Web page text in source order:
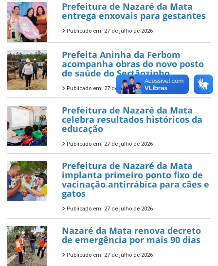
Prefeitura de Nazaré da Mata
entrega enxovais para gestantes
Publicado em: 27 de julho de 2026
Prefeita Aninha da Ferbom
acompanha obras do novo posto
de saúde do Sertãozinho
Publicado em: 27 de julho de 2026
Prefeitura de Nazaré da Mata
celebra resultados históricos da
educação
Publicado em: 27 de julho de 2026
Prefeitura de Nazaré da Mata
implanta primeiro ponto fixo de
vacinação antirrábica para cães e
gatos
Publicado em: 27 de julho de 2026
Nazaré da Mata renova decreto
de emergência por mais 90 dias
Publicado em: 27 de julho de 2026